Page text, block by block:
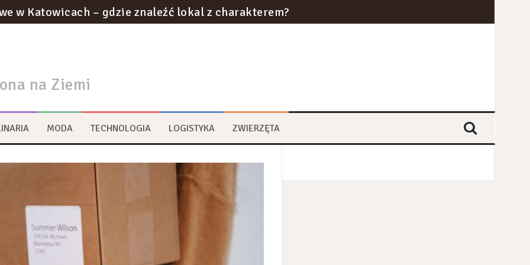
w Katowicach – gdzie znaleźć lokal z charakterem?
podziemnym: innowacje w tunelach metra i kolei dużych prędkości
na strategie zrównoważonego rozwoju w logistyce branż przemysłowych
na transformację przestrzeni miejskich?
multimedialne
na Ziemi
MODA TECHNOLOGIA LOGISTYKA ZWIERZĘTA